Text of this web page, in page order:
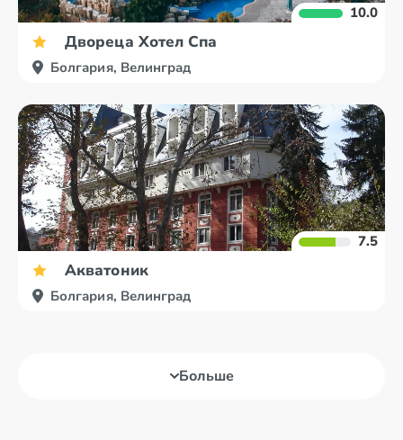
10.0
Двореца Хотел Спа
Болгария, Велинград
7.5
Акватоник
Болгария, Велинград
Больше